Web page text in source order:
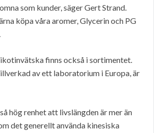
som kunder, säger Gert Strand.
köpa våra aromer, Glycerin och PG
finns också i sortimentet.
av ett laboratorium i Europa, är
hög renhet att livslängden är mer än
det generellt använda kinesiska